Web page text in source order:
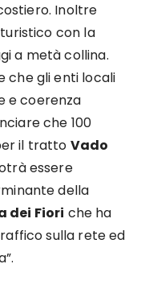
Inoltre
con la
a metà collina.
che gli enti locali
e coerenza
che 100
il tratto Vado
essere
della
dei Fiori che ha
sulla rete ed